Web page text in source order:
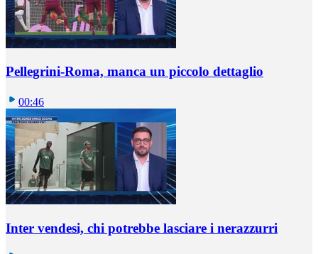
Pellegrini-Roma, manca un piccolo dettaglio
00:46
Inter vendesi, chi potrebbe lasciare i nerazzurri